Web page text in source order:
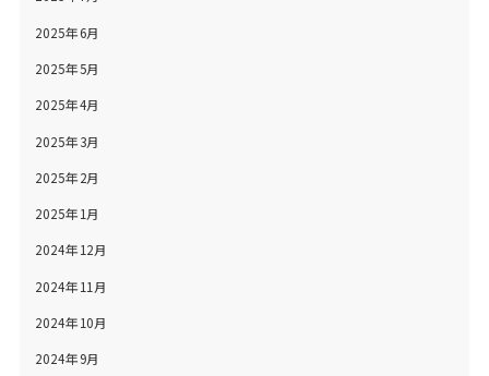
2025年6月
2025年5月
2025年4月
2025年3月
2025年2月
2025年1月
2024年12月
2024年11月
2024年10月
2024年9月